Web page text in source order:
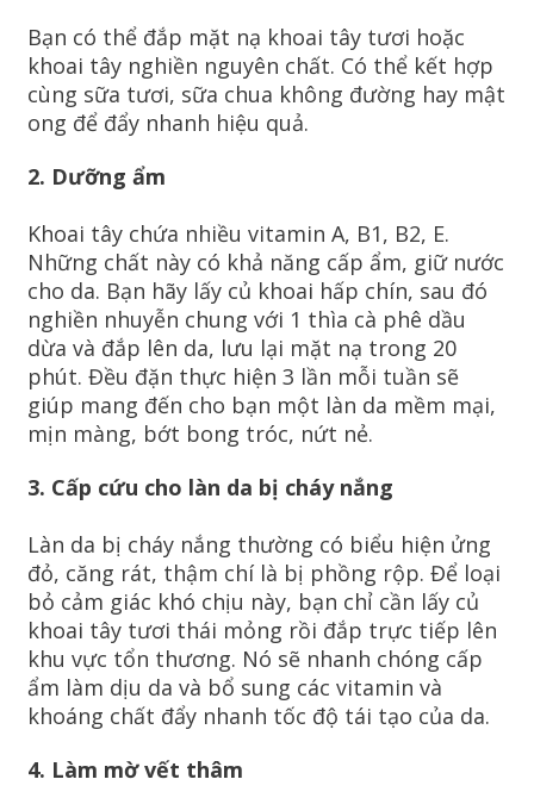
Bạn có thể đắp mặt nạ khoai tây tươi hoặc
khoai tây nghiền nguyên chất. Có thể kết hợp
cùng sữa tươi, sữa chua không đường hay mật
ong để đẩy nhanh hiệu quả.
2. Dưỡng ẩm
Khoai tây chứa nhiều vitamin A, B1, B2, E.
Những chất này có khả năng cấp ẩm, giữ nước
cho da. Bạn hãy lấy củ khoai hấp chín, sau đó
nghiền nhuyễn chung với 1 thìa cà phê dầu
dừa và đắp lên da, lưu lại mặt nạ trong 20
phút. Đều đặn thực hiện 3 lần mỗi tuần sẽ
giúp mang đến cho bạn một làn da mềm mại,
mịn màng, bớt bong tróc, nứt nẻ.
3. Cấp cứu cho làn da bị cháy nắng
Làn da bị cháy nắng thường có biểu hiện ửng
đỏ, căng rát, thậm chí là bị phồng rộp. Để loại
bỏ cảm giác khó chịu này, bạn chỉ cần lấy củ
khoai tây tươi thái mỏng rồi đắp trực tiếp lên
khu vực tổn thương. Nó sẽ nhanh chóng cấp
ẩm làm dịu da và bổ sung các vitamin và
khoáng chất đẩy nhanh tốc độ tái tạo của da.
4. Làm mờ vết thâm